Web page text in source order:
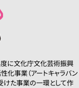
度に文化庁文化芸術振興
化事業（アートキャラバン
けた事業の一環として作